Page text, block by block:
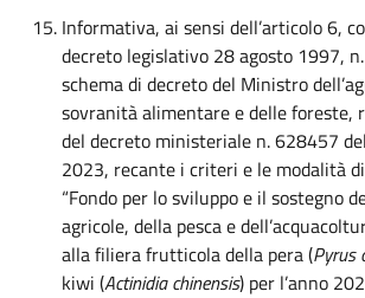
Informativa, ai sensi dell’articolo 6,
decreto legislativo 28 agosto 1997,
schema di decreto del Ministro
sovranità alimentare e delle foreste,
del decreto ministeriale n. 628457
2023, recante i criteri e le modalità
“Fondo per lo sviluppo e il sostegno
agricole, della pesca e
alla filiera frutticola della pera (Pyrus
kiwi (Actinidia chinensis) per l’anno